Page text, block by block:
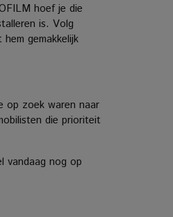
hoef je die
is. Volg
gemakkelijk
op zoek waren naar
die prioriteit
vandaag nog op